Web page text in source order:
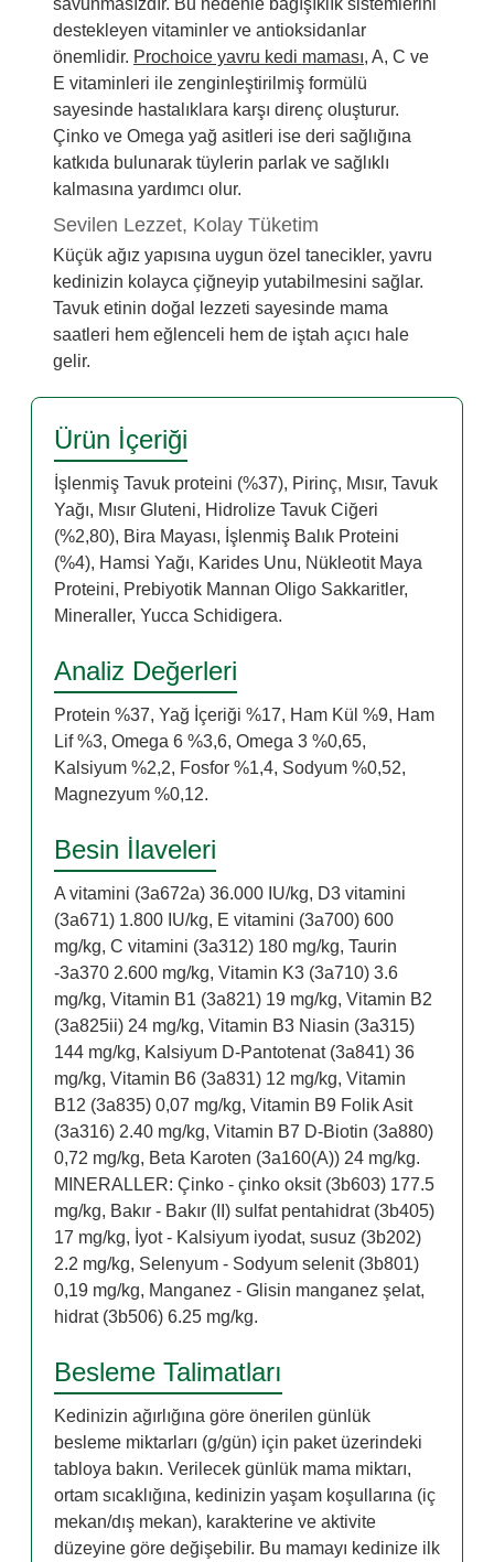
savunmasızdır. Bu nedenle bağışıklık sistemlerini
destekleyen vitaminler ve antioksidanlar
önemlidir. Prochoice yavru kedi maması, A, C ve
E vitaminleri ile zenginleştirilmiş formülü
sayesinde hastalıklara karşı direnç oluşturur.
Çinko ve Omega yağ asitleri ise deri sağlığına
katkıda bulunarak tüylerin parlak ve sağlıklı
kalmasına yardımcı olur.
Sevilen Lezzet, Kolay Tüketim
Küçük ağız yapısına uygun özel tanecikler, yavru
kedinizin kolayca çiğneyip yutabilmesini sağlar.
Tavuk etinin doğal lezzeti sayesinde mama
saatleri hem eğlenceli hem de iştah açıcı hale
gelir.
Ürün İçeriği
İşlenmiş Tavuk proteini (%37), Pirinç, Mısır, Tavuk
Yağı, Mısır Gluteni, Hidrolize Tavuk Ciğeri
(%2,80), Bira Mayası, İşlenmiş Balık Proteini
(%4), Hamsi Yağı, Karides Unu, Nükleotit Maya
Proteini, Prebiyotik Mannan Oligo Sakkaritler,
Mineraller, Yucca Schidigera.
Analiz Değerleri
Protein %37, Yağ İçeriği %17, Ham Kül %9, Ham
Lif %3, Omega 6 %3,6, Omega 3 %0,65,
Kalsiyum %2,2, Fosfor %1,4, Sodyum %0,52,
Magnezyum %0,12.
Besin İlaveleri
A vitamini (3a672a) 36.000 IU/kg, D3 vitamini
(3a671) 1.800 IU/kg, E vitamini (3a700) 600
mg/kg, C vitamini (3a312) 180 mg/kg, Taurin
-3a370 2.600 mg/kg, Vitamin K3 (3a710) 3.6
mg/kg, Vitamin B1 (3a821) 19 mg/kg, Vitamin B2
(3a825ii) 24 mg/kg, Vitamin B3 Niasin (3a315)
144 mg/kg, Kalsiyum D-Pantotenat (3a841) 36
mg/kg, Vitamin B6 (3a831) 12 mg/kg, Vitamin
B12 (3a835) 0,07 mg/kg, Vitamin B9 Folik Asit
(3a316) 2.40 mg/kg, Vitamin B7 D-Biotin (3a880)
0,72 mg/kg, Beta Karoten (3a160(A)) 24 mg/kg.
MINERALLER: Çinko - çinko oksit (3b603) 177.5
mg/kg, Bakır - Bakır (II) sulfat pentahidrat (3b405)
17 mg/kg, İyot - Kalsiyum iyodat, susuz (3b202)
2.2 mg/kg, Selenyum - Sodyum selenit (3b801)
0,19 mg/kg, Manganez - Glisin manganez şelat,
hidrat (3b506) 6.25 mg/kg.
Besleme Talimatları
Kedinizin ağırlığına göre önerilen günlük
besleme miktarları (g/gün) için paket üzerindeki
tabloya bakın. Verilecek günlük mama miktarı,
ortam sıcaklığına, kedinizin yaşam koşullarına (iç
mekan/dış mekan), karakterine ve aktivite
düzeyine göre değişebilir. Bu mamayı kedinize ilk